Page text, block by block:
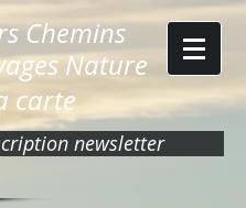
Chemins
Nature
carte
newsletter